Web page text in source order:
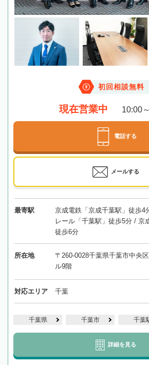
初回相談無料
現在営業中 10:00
電話する
メールする
最寄駅
京成電鉄「京成千葉駅」徒歩4
レール「千葉駅」徒歩5分 / 京
徒歩6分
所在地
〒260-0028千葉県千葉市中央
ル9階
対応エリア 千葉
千葉県 千葉市 千葉
詳細を見る